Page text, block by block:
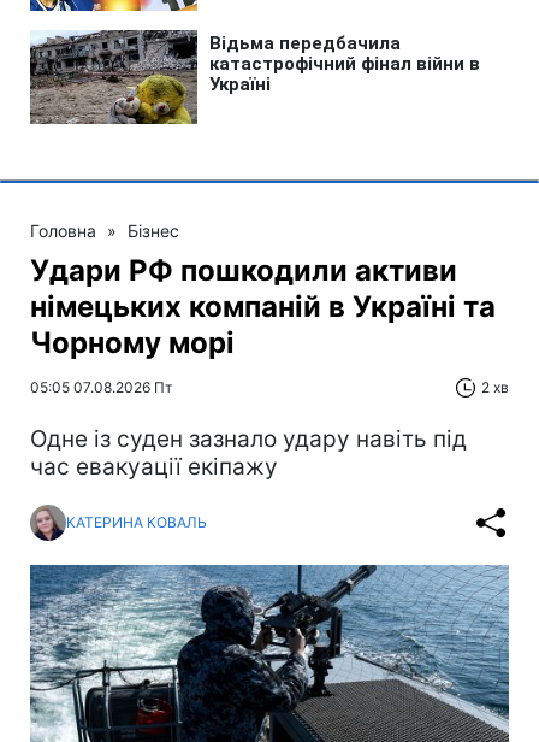
Головна » Бізнес
Удари РФ пошкодили активи
німецьких компаній в Україні та
Чорному морі
05:05 07.08.2026 Пт 2 хв
Одне із суден зазнало удару навіть під
час евакуації екіпажу
КАТЕРИНА КОВАЛЬ